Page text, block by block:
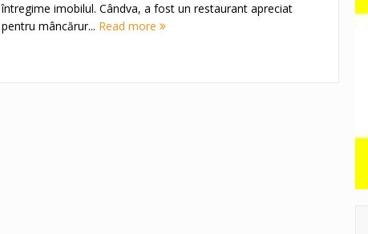
întregime imobilul. Cândva, a fost un restaurant apreciat
pentru mâncărur... Read more